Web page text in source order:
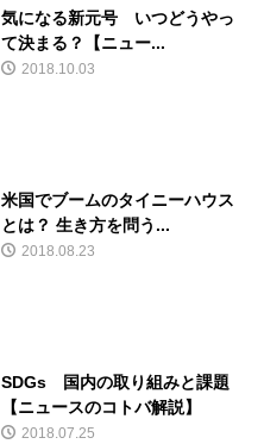
気になる新元号 いつどうやっ
て決まる？【ニュー...
2018.10.03
米国でブームのタイニーハウス
とは？ 生き方を問う...
2018.08.23
SDGs 国内の取り組みと課題
【ニュースのコトバ解説】
2018.07.25